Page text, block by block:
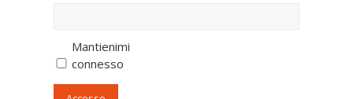
Mantienimi
connesso